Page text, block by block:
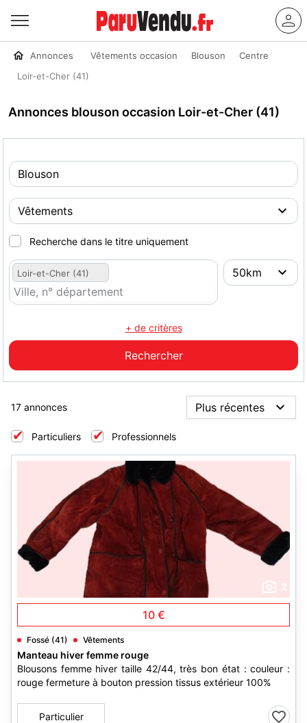
Annonces Vêtements occasion Blouson
Centre
Loir-et-Cher (41)
Annonces blouson occasion Loir-et-Cher (41)
Recherche dans le titre uniquement
Loir-et-Cher (41)
+ de critères
17 annonces
Particuliers Professionnels
2
10 €
Fossé (41) Vêtements
Manteau hiver femme rouge
Blousons femme hiver taille 42/44, très bon état : couleur :
rouge fermeture à bouton pression tissus extérieur 100%
Particulier